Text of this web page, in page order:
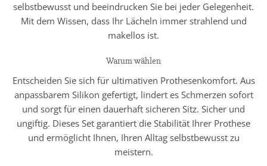
selbstbewusst und beeindrucken Sie bei jeder Gelegenheit.
Mit dem Wissen, dass Ihr Lächeln immer strahlend und
makellos ist.
Warum wählen
Entscheiden Sie sich für ultimativen Prothesenkomfort. Aus
anpassbarem Silikon gefertigt, lindert es Schmerzen sofort
und sorgt für einen dauerhaft sicheren Sitz. Sicher und
ungiftig. Dieses Set garantiert die Stabilität Ihrer Prothese
und ermöglicht Ihnen, Ihren Alltag selbstbewusst zu
meistern.